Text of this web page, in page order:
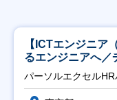
【ICTエンジニア
るエンジニアへ／
パーソルエクセル